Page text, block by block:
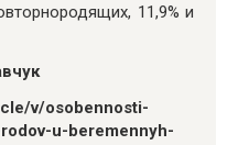
11,9% и
v/osobennosti-
u-beremennyh-